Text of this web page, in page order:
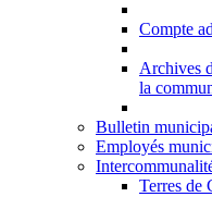
Compte
Archives
la
Bulletin
Employés
Terres de